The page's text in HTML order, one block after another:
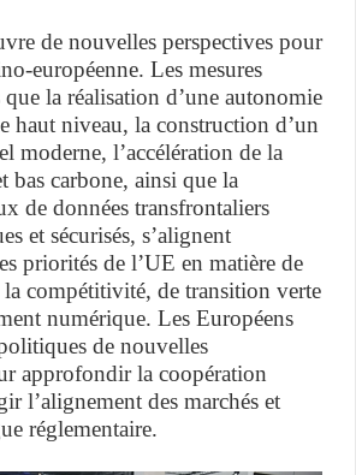
de nouvelles perspectives pour
européenne. Les mesures
que la réalisation d’une autonomie
haut niveau, la construction d’un
moderne, l’accélération de la
bas carbone, ainsi que la
de données transfrontaliers
et sécurisés, s’alignent
priorités de l’UE en matière de
compétitivité, de transition verte
numérique. Les Européens
de nouvelles
approfondir la coopération
l’alignement des marchés et
réglementaire.